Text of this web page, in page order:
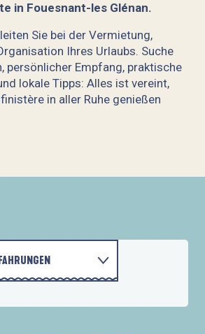
in Fouesnant-les Glénan.
Sie bei der Vermietung,
Ihres Urlaubs. Suche
persönlicher Empfang, praktische
lokale Tipps: Alles ist vereint,
in aller Ruhe genießen
by CLG Immobilier